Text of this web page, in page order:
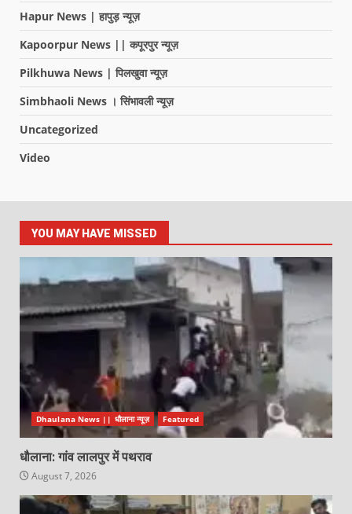
Hapur News | हापुड़ न्यूज़
Kapoorpur News || कपूरपुर न्यूज़
Pilkhuwa News | पिलखुवा न्यूज़
Simbhaoli News । सिंभावली न्यूज़
Uncategorized
Video
YOU MAY HAVE MISSED
Dhaulana News || धौलाना न्यूज़ Featured
धौलाना: गांव लालपुर में पथराव
August 7, 2026